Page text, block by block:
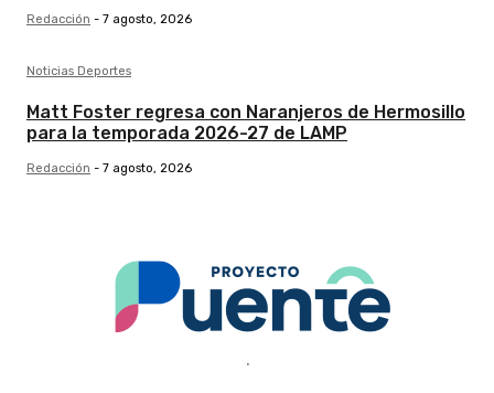
Redacción - 7 agosto, 2026
Noticias Deportes
Matt Foster regresa con Naranjeros de Hermosillo
para la temporada 2026-27 de LAMP
Redacción - 7 agosto, 2026
.